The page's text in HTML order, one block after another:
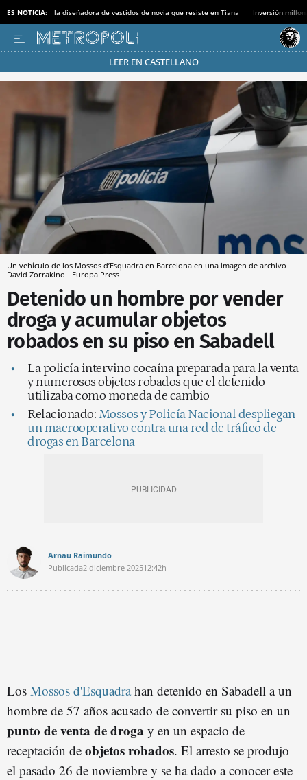
ES NOTICIA: la diseñadora de vestidos de novia que resiste en Tiana Inversión
LEER EN CASTELLANO
Pásate al MODO AHORRO
Un vehículo de los Mossos d’Esquadra en Barcelona en una imagen de archivo
David Zorrakino - Europa Press
Detenido un hombre por vender
droga y acumular objetos
robados en su piso en Sabadell
La policía intervino cocaína preparada para la venta
y numerosos objetos robados que el detenido
utilizaba como moneda de cambio
Relacionado: Mossos y Policía Nacional despliegan
un macrooperativo contra una red de tráfico de
drogas en Barcelona
Arnau Raimundo
Publicada2 diciembre 202512:42h
Los Mossos d'Esquadrahan detenido en Sabadell a un
hombre de 57 años acusado de convertir su piso en un
punto de venta de droga y en un espacio de
receptación de objetos robados. El arresto se produjo
el pasado 26 de noviembre y se ha dado a conocer este